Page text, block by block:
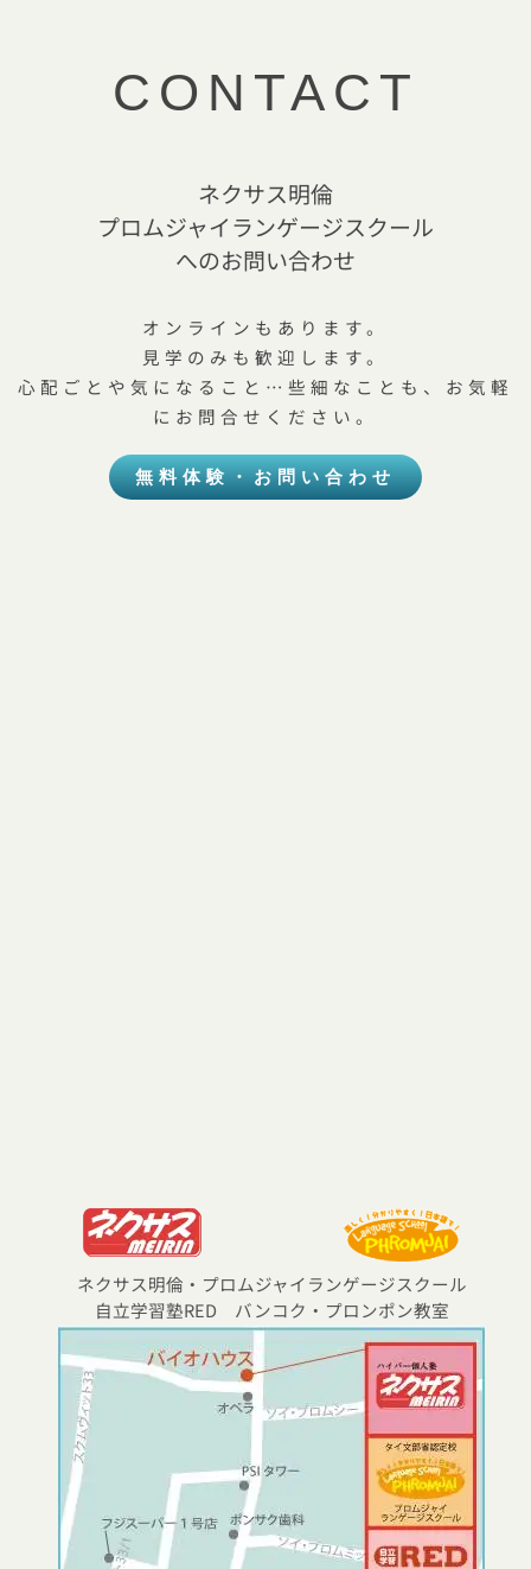
CONTACT
ネクサス明倫
プロムジャイランゲージスクール
へのお問い合わせ
オンラインもあります。
見学のみも歓迎します。
心配ごとや気になること…些細なことも、お気軽
にお問合せください。
無料体験・お問い合わせ
ネクサス明倫・プロムジャイランゲージスクール
自立学習塾RED バンコク・プロンポン教室